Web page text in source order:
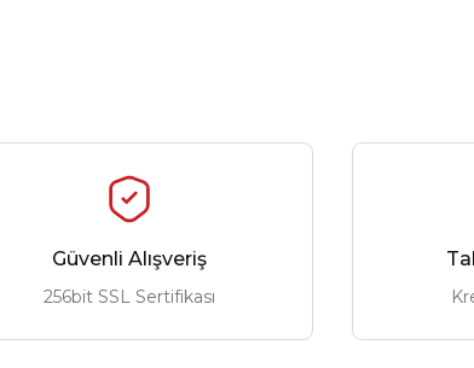
Güvenli Alışveriş
256bit SSL Sertifikası